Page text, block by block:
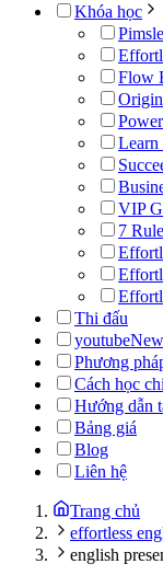
Khóa học
Flow
Learn
VIP
7
Thi đấu
youtubeNew
Phương
Cách học
Hướng dẫn
Bảng giá
Blog
Liên hệ
Trang chủ
effortless
english